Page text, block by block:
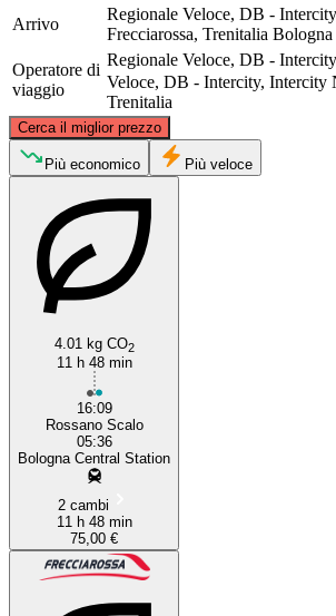
Arrivo
Regionale Veloce, DB -
Frecciarossa, Trenitalia Bologna
Operatore di
viaggio
Regionale Veloce, DB - Intercity
Veloce, DB - Intercity, Intercity
Trenitalia
Cerca il miglior prezzo
Bologna
Più economico Più veloce
4.01 kg CO2
11 h 48 min
16:09
Rossano Scalo
05:36
Bologna Central Station
2 cambi
11 h 48 min
75,00 €